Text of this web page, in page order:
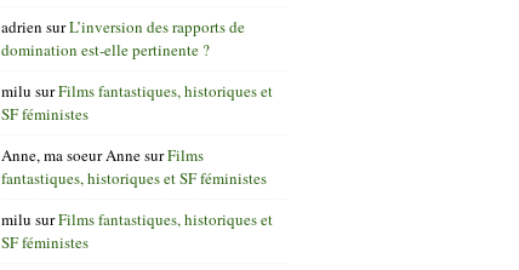
adrien surL’inversion des rapports de
domination est-elle pertinente ?
milu surFilms fantastiques, historiques et
SF féministes
Anne, ma soeur AnnesurFilms
fantastiques, historiques et SF féministes
milu surFilms fantastiques, historiques et
SF féministes